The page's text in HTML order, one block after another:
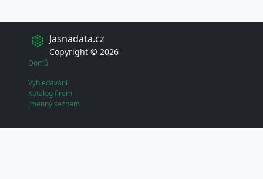
Jasnadata.cz
Copyright © 2026
Domů
Vyhledávání
Katalog firem
Jmenný seznam